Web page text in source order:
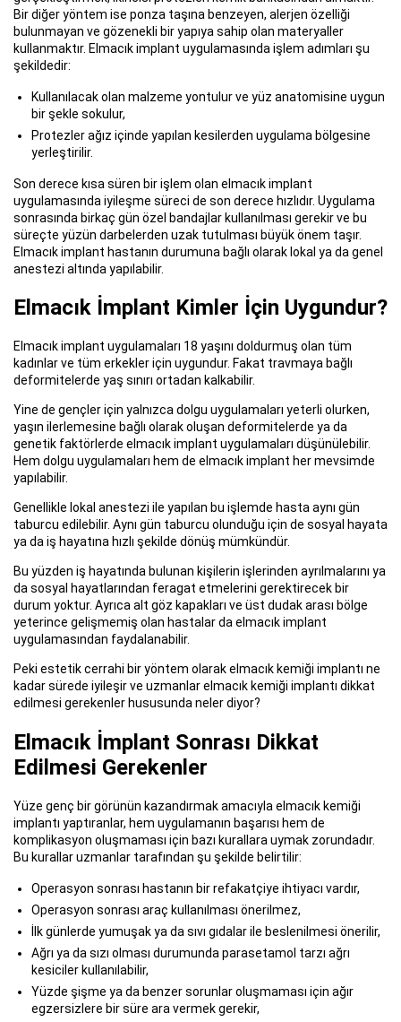
Bir diğer yöntem ise ponza taşına benzeyen, alerjen özelliği
bulunmayan ve gözenekli bir yapıya sahip olan materyaller
kullanmaktır. Elmacık implant uygulamasında işlem adımları şu
şekildedir:
Kullanılacak olan malzeme yontulur ve yüz anatomisine uygun
bir şekle sokulur,
Protezler ağız içinde yapılan kesilerden uygulama bölgesine
yerleştirilir.
Son derece kısa süren bir işlem olan elmacık implant
uygulamasında iyileşme süreci de son derece hızlıdır. Uygulama
sonrasında birkaç gün özel bandajlar kullanılması gerekir ve bu
süreçte yüzün darbelerden uzak tutulması büyük önem taşır.
Elmacık implant hastanın durumuna bağlı olarak lokal ya da genel
anestezi altında yapılabilir.
Elmacık İmplant Kimler İçin Uygundur?
Elmacık implant uygulamaları 18 yaşını doldurmuş olan tüm
kadınlar ve tüm erkekler için uygundur. Fakat travmaya bağlı
deformitelerde yaş sınırı ortadan kalkabilir.
Yine de gençler için yalnızca dolgu uygulamaları yeterli olurken,
yaşın ilerlemesine bağlı olarak oluşan deformitelerde ya da
genetik faktörlerde elmacık implant uygulamaları düşünülebilir.
Hem dolgu uygulamaları hem de elmacık implant her mevsimde
yapılabilir.
Genellikle lokal anestezi ile yapılan bu işlemde hasta aynı gün
taburcu edilebilir. Aynı gün taburcu olunduğu için de sosyal hayata
ya da iş hayatına hızlı şekilde dönüş mümkündür.
Bu yüzden iş hayatında bulunan kişilerin işlerinden ayrılmalarını ya
da sosyal hayatlarından feragat etmelerini gerektirecek bir
durum yoktur. Ayrıca alt göz kapakları ve üst dudak arası bölge
yeterince gelişmemiş olan hastalar da elmacık implant
uygulamasından faydalanabilir.
Peki estetik cerrahi bir yöntem olarak elmacık kemiği implantı ne
kadar sürede iyileşir ve uzmanlar elmacık kemiği implantı dikkat
edilmesi gerekenler hususunda neler diyor?
Elmacık İmplant Sonrası Dikkat
Edilmesi Gerekenler
Yüze genç bir görünün kazandırmak amacıyla elmacık kemiği
implantı yaptıranlar, hem uygulamanın başarısı hem de
komplikasyon oluşmaması için bazı kurallara uymak zorundadır.
Bu kurallar uzmanlar tarafından şu şekilde belirtilir:
Operasyon sonrası hastanın bir refakatçiye ihtiyacı vardır,
Operasyon sonrası araç kullanılması önerilmez,
İlk günlerde yumuşak ya da sıvı gıdalar ile beslenilmesi önerilir,
Ağrı ya da sızı olması durumunda parasetamol tarzı ağrı
kesiciler kullanılabilir,
Yüzde şişme ya da benzer sorunlar oluşmaması için ağır
egzersizlere bir süre ara vermek gerekir,